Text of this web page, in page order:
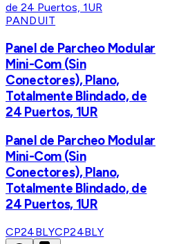
PANDUIT
Panel de Parcheo Modular
Mini-Com (Sin
Conectores), Plano,
Totalmente Blindado, de
24 Puertos, 1UR
Panel de Parcheo Modular
Mini-Com (Sin
Conectores), Plano,
Totalmente Blindado, de
24 Puertos, 1UR
CP24BLYCP24BLY